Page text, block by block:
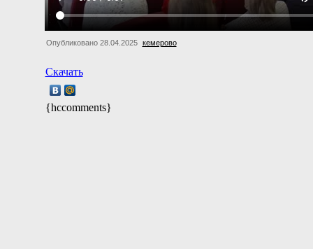
Опубликовано 28.04.2025 кемерово
Скачать
{hccomments}